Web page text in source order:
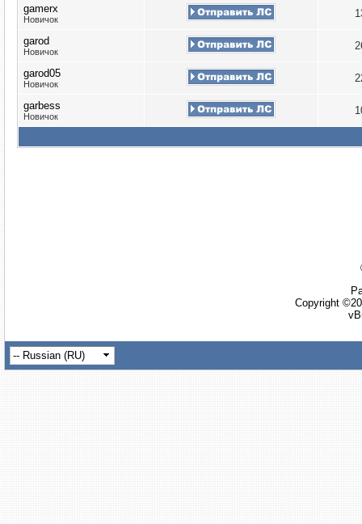
gamerx
Новичок
garod
Новичок
garod05
Новичок
garbess
Новичок
Copyright